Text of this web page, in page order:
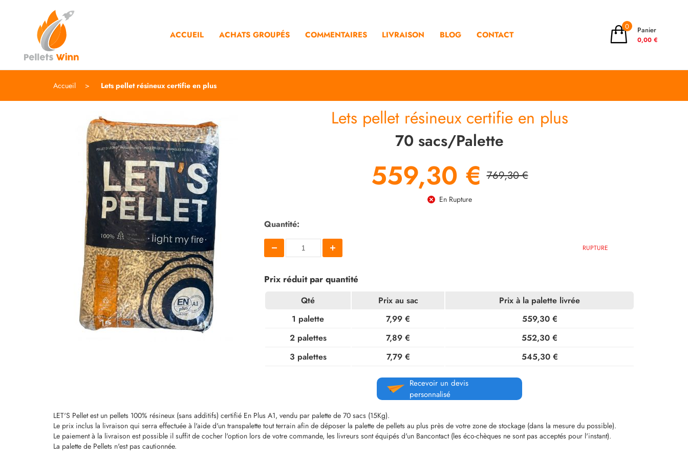
ACCUEIL ACHATS GROUPÉS COMMENTAIRES LIVRAISON BLOG CONTACT
0 Panier
0,00 €
Accueil Lets pellet résineux certifie en plus
Lets pellet résineux certifie en plus
70 sacs/Palette
559,30 € 769,30 €
En Rupture
Quantité:
RUPTURE
Prix réduit par quantité
Qté Prix au sac
Prix à la palette livrée
1 palette
7,99 €
559,30 €
2 palettes
7,89 €
552,30 €
3 palettes
7,79 € 545,30 €
Recevoir un devis
personnalisé
LET'S Pellet est un pellets 100% résineux (sans additifs) certifié En Plus A1, vendu par palette de 70 sacs (15Kg).
Le prix inclus la livraison qui serra effectuée à l'aide d'un transpalette tout terrain afin de déposer la palette de pellets au plus près de votre zone de stockage (dans la mesure du possible).
Le paiement à la livraison est possible il suffit de cocher l'option lors de votre commande, les livreurs sont équipés d'un Bancontact (les éco-chèques ne sont pas acceptés pour l'instant).
La palette de Pellets n'est pas cautionnée.